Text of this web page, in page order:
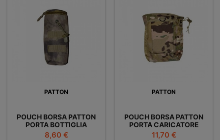
PATTON
POUCH BORSA PATTON
PORTA BOTTIGLIA
Prezzo
8,60 €
PATTON
POUCH BORSA PATTON
PORTA CARICATORE
Prezzo
11,70 €